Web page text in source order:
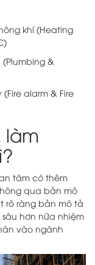
khí (Heating
&
alarm & Fire
làm
tâm có thêm
qua bản mô
rõ ràng bản mô tả
hơn nữa nhiệm
vào ngành